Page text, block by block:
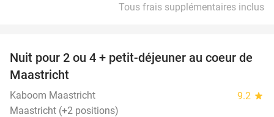
Tous frais supplémentaires inclus
26%
Nuit pour 2 ou 4 + petit-déjeuner au coeur de
Maastricht
Kaboom Maastricht 9.2 star
Maastricht (+2 positions)